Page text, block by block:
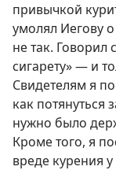
привычкой
умолял Иегову
не так.
сигарету» — и
Свидетелям я
как потянуться
нужно было
Кроме того, я
вреде курения